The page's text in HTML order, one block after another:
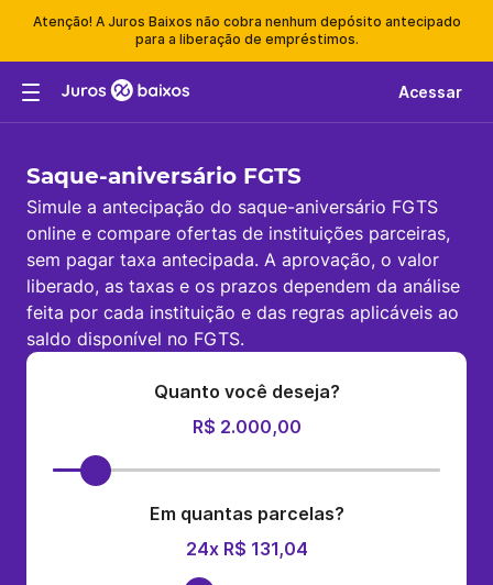
Atenção! A Juros Baixos não cobra nenhum depósito antecipado
para a liberação de empréstimos.
Acessar
Saque-aniversário FGTS
Simule a antecipação do saque-aniversário FGTS
online e compare ofertas de instituições parceiras,
sem pagar taxa antecipada. A aprovação, o valor
liberado, as taxas e os prazos dependem da análise
feita por cada instituição e das regras aplicáveis ao
saldo disponível no FGTS.
Quanto você deseja?
R$ 2.000,00
Em quantas parcelas?
24x R$ 131,04